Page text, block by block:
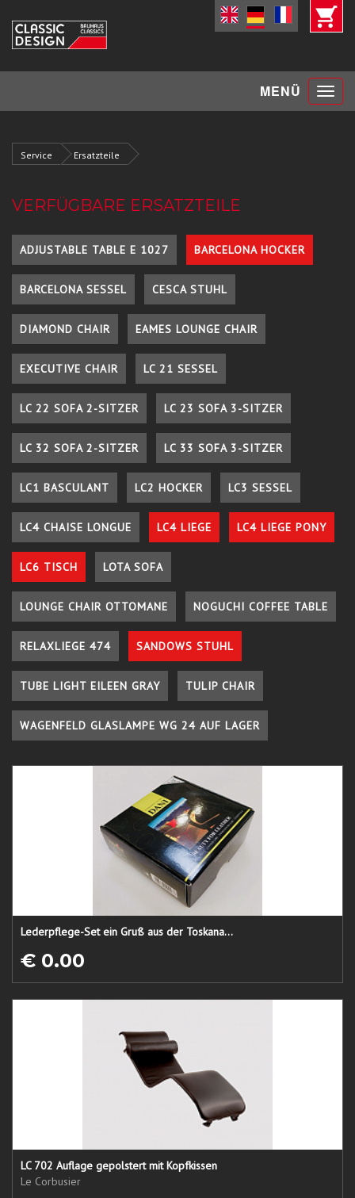
MENÜ Toggle
Service Ersatzteile
VERFÜGBARE ERSATZTEILE
ADJUSTABLE TABLE E 1027 BARCELONA HOCKER
BARCELONA SESSEL CESCA STUHL
DIAMOND CHAIR EAMES LOUNGE CHAIR
EXECUTIVE CHAIR LC 21 SESSEL
LC 22 SOFA 2-SITZER LC 23 SOFA 3-SITZER
LC 32 SOFA 2-SITZER LC 33 SOFA 3-SITZER
LC1 BASCULANT LC2 HOCKER LC3 SESSEL
LC4 CHAISE LONGUE LC4 LIEGE LC4 LIEGE PONY
LC6 TISCH LOTA SOFA
LOUNGE CHAIR OTTOMANE NOGUCHI COFFEE TABLE
RELAXLIEGE 474 SANDOWS STUHL
TUBE LIGHT EILEEN GRAY TULIP CHAIR
WAGENFELD GLASLAMPE WG 24 AUF LAGER
Lederpflege-Set ein Gruß aus der Toskana...
€ 0.00
LC 702 Auflage gepolstert mit Kopfkissen
Le Corbusier